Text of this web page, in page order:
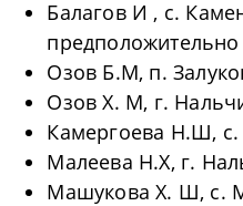
Балагов И , с.
предположительно
Озов Б.М, п.
Озов Х. М, г.
Камергоева Н.Ш, с.
Малеева Н.Х, г.
Машукова Х. Ш, с.